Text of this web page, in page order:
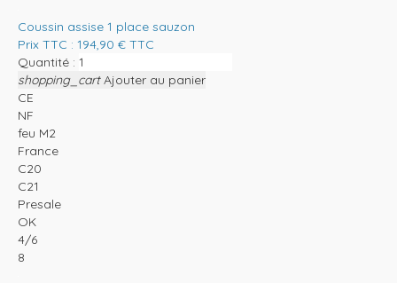
Coussin assise 1 place sauzon
Prix TTC : 194,90 € TTC
Quantité :
shopping_cart Ajouter au panier
CE
NF
feu M2
France
C20
C21
Presale
OK
4/6
8